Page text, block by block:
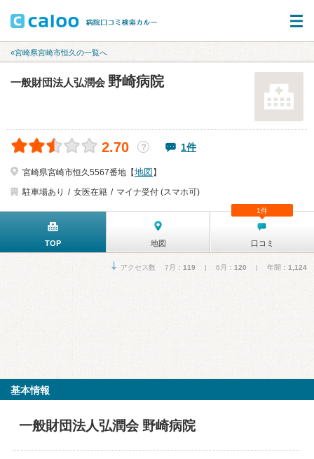
«宮崎県宮崎市恒久の一覧へ
一般財団法人弘潤会 野崎病院
2.70 ？ 1件
宮崎県宮崎市恒久5567番地【地図 】
駐車場あり
女医在籍 マイナ受付 (スマホ可)
TOP 地図 口コミ
1件
アクセス数 7月： 119 | 6月： 120 | 年間： 1,124
基本情報
一般財団法人弘潤会 野崎病院